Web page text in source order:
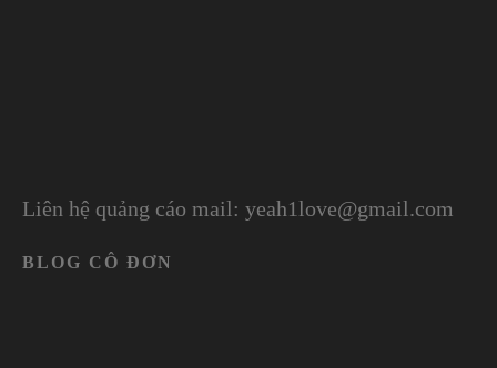
Liên hệ quảng cáo mail: yeah1love@gmail.com
BLOG CÔ ĐƠN